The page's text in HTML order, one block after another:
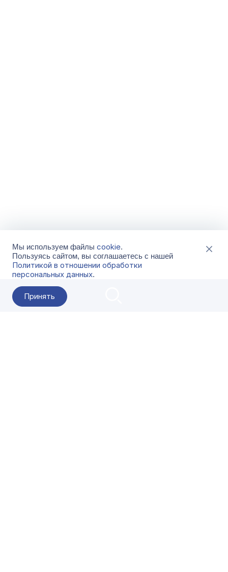
Мы используем файлы cookie.
Пользуясь сайтом, вы соглашаетесь с нашей
Политикой в отношении обработки
персональных данных.
Принять